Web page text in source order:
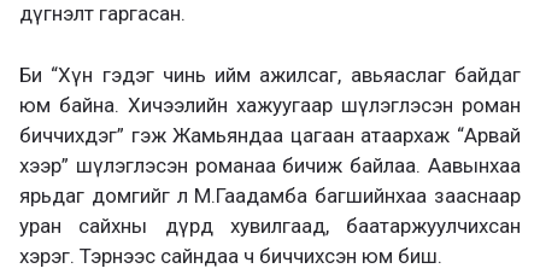
дүгнэлт гаргасан.
Би “Хүн гэдэг чинь ийм ажилсаг, авьяаслаг байдаг
юм байна. Хичээлийн хажуугаар шүлэглэсэн роман
биччихдэг” гэж Жамьяндаа цагаан атаархаж “Арвай
хээр” шүлэглэсэн романаа бичиж байлаа. Аавынхаа
ярьдаг домгийг л М.Гаадамба багшийнхаа зааснаар
уран сайхны дүрд хувилгаад, баатаржуулчихсан
хэрэг. Тэрнээс сайндаа ч биччихсэн юм биш.